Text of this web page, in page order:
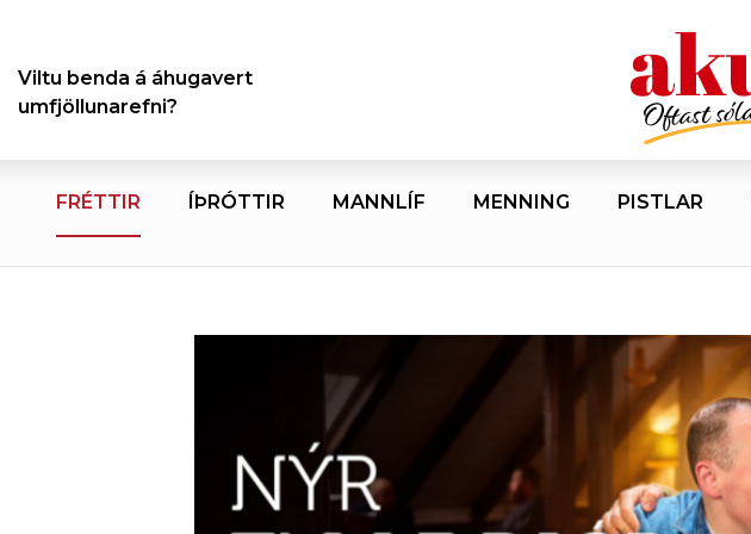
Viltu benda á áhugavert
umfjöllunarefni?
FRÉTTIR ÍÞRÓTTIR MANNLÍF MENNING PISTLAR